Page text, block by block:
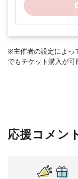
※主催者の設定によっ
でもチケット購入が可
応援コメン